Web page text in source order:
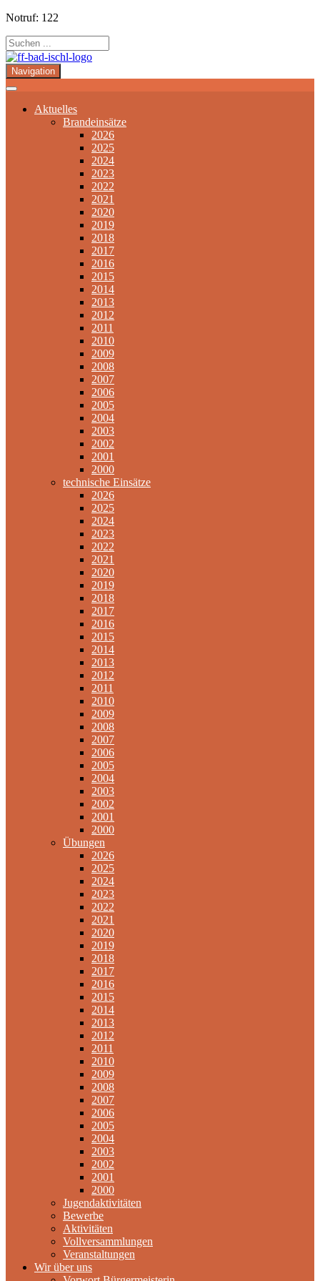
Notruf: 122
Navigation
Aktuelles
Brandeinsätze
2026
2025
2024
2023
2022
2021
2020
2019
2018
2017
2016
2015
2014
2013
2012
2011
2010
2009
2008
2007
2006
2005
2004
2003
2002
2001
2000
technische Einsätze
2026
2025
2024
2023
2022
2021
2020
2019
2018
2017
2016
2015
2014
2013
2012
2011
2010
2009
2008
2007
2006
2005
2004
2003
2002
2001
2000
Übungen
2026
2025
2024
2023
2022
2021
2020
2019
2018
2017
2016
2015
2014
2013
2012
2011
2010
2009
2008
2007
2006
2005
2004
2003
2002
2001
2000
Jugendaktivitäten
Bewerbe
Aktivitäten
Vollversammlungen
Veranstaltungen
Wir über uns